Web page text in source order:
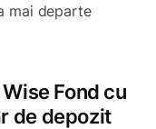
mai departe
Fond cu
de depozit